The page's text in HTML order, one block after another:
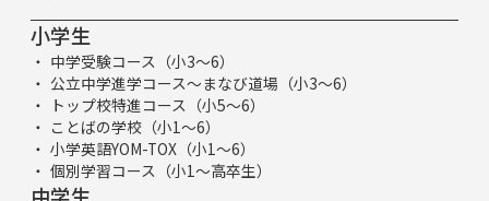
小学生
中学受験コース（小3～6）
公立中学進学コース～まなび道場（小3～6）
トップ校特進コース（小5～6）
ことばの学校（小1～6）
小学英語YOM-TOX（小1～6）
個別学習コース（小1～高卒生）
中学生